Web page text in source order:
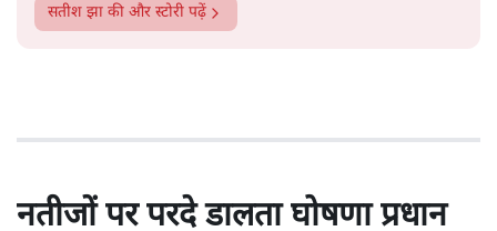
सतीश झा की और स्टोरी पढ़ें
नतीजों पर परदे डालता घोषणा प्रधान